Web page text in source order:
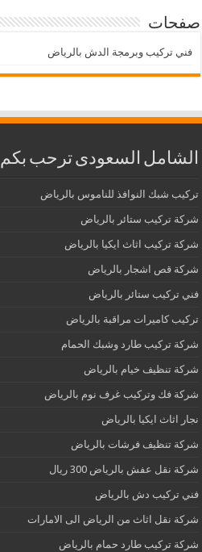
صفحات
فني تركيب وبرمجة الدش بالرياض
الشامل السعودى ترحب بكم
تركيب شبك النوافذ للناموس بالرياض
شركة تركيب ستائر بالرياض
شركة تركيب اثاث ايكيا بالرياض
شركة قص اشجار بالرياض
فني تركيب ستائر بالرياض
تركيب كاميرات مراقبة بالرياض
شركة تركيب طارد وشبك الحمام
شركة تنظيف خيام بالرياض
شركة فك وتركيب غرف نوم بالرياض
نجار اثاث ايكيا بالرياض
شركة تنظيف فرشات بالرياض
شركة نقل عفش بالرياض 300 ريال
فني تركيب دش بالرياض
شركة نقل اثاث من الرياض الى الامارات
شركة تركيب طارد حمام بالرياض